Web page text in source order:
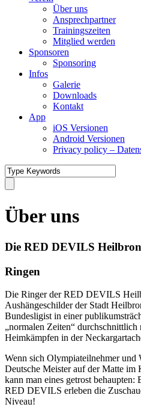
Über uns
Ansprechpartner
Trainingszeiten
Mitglied werden
Sponsoren
Sponsoring
Infos
Galerie
Downloads
Kontakt
App
iOS Versionen
Android Versionen
Privacy policy –
Über uns
Die RED DEVILS
Ringen
Die Ringer der RED DEVILS
Aushängeschilder der Stadt
Bundesligist in einer
„normalen Zeiten“
Heimkämpfen in der
Wenn sich Olympiateilnehmer und
Deutsche Meister auf der Matte im
kann man eines getrost
RED DEVILS erleben die
Niveau!